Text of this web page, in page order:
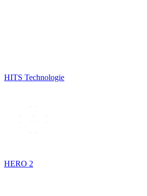
HITS Technologie
HERO 2